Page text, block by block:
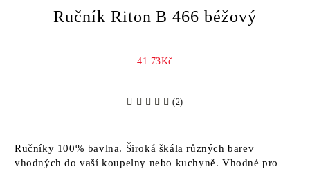
Ručník Riton B 466 béžový
41.73Kč
(2)
Ručníky 100% bavlna. Široká škála různých barev
vhodných do vaší koupelny nebo kuchyně. Vhodné pro